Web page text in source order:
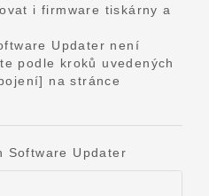
i firmware tiskárny a
Updater není
podle kroků uvedených
na stránce
Software Updater